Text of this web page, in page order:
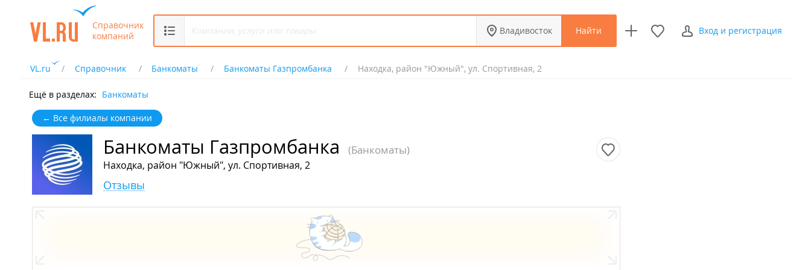
Справочник
компаний
Владивосток Найти Вход и регистрация
VL.ru Справочник Банкоматы Банкоматы Газпромбанка Находка, район "Южный", ул. Спортивная, 2
Ещё в разделах: Банкоматы
← Все филиалы компании
Банкоматы Газпромбанка (Банкоматы)
Находка, район "Южный", ул. Спортивная, 2
Отзывы